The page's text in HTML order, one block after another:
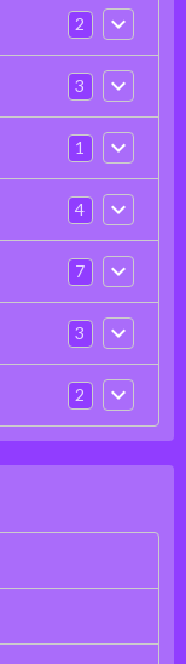
2
3
1
4
7
3
2